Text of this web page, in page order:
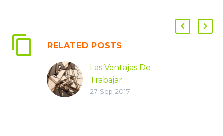
RELATED POSTS
Las Ventajas De
Trabajar
Remotamente
27 Sep 2017